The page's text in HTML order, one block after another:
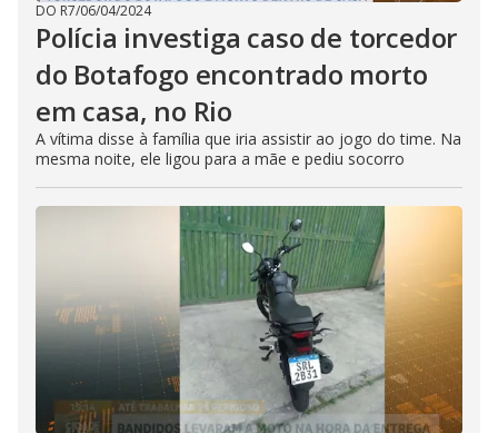
DO R7/06/04/2024
Polícia investiga caso de torcedor
do Botafogo encontrado morto
em casa, no Rio
A vítima disse à família que iria assistir ao jogo do time. Na
mesma noite, ele ligou para a mãe e pediu socorro